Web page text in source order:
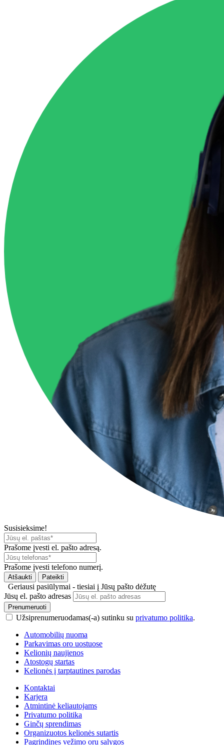
Susisieksime!
Prašome įvesti el. pašto adresą.
Prašome įvesti telefono numerį.
Atšaukti Pateikti
Geriausi pasiūlymai - tiesiai į Jūsų pašto dėžutę
Jūsų el. pašto adresas
Prenumeruoti
Užsiprenumeruodamas(-a) sutinku su privatumo politika.
Automobilių nuoma
Parkavimas oro uostuose
Kelionių naujienos
Atostogų startas
Kelionės į tarptautines parodas
Kontaktai
Karjera
Atmintinė keliautojams
Privatumo politika
Ginčų sprendimas
Organizuotos kelionės sutartis
Pagrindines vežimo oru salygos